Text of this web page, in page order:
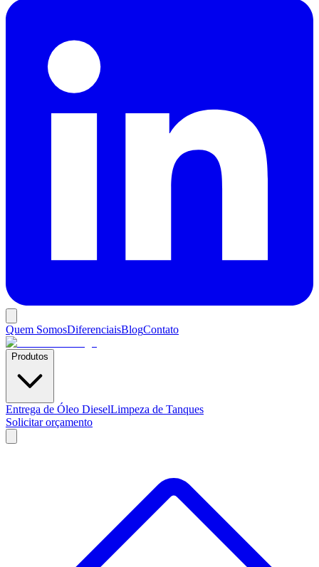
Quem SomosDiferenciaisBlogContato
Produtos
Entrega de Óleo DieselLimpeza de Tanques
Solicitar orçamento